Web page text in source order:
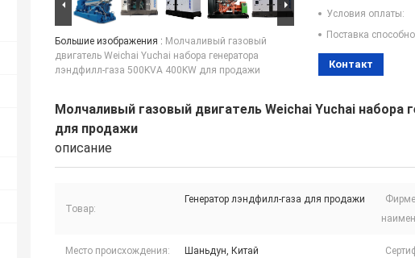
Большие изображения : Молчаливый газовый
двигатель Weichai Yuchai набора генератора
лэндфилл-газа 500KVA 400KW для продажи
Условия оплаты:
Поставка
Контакт
Молчаливый газовый двигатель Weichai Yuchai набора
для продажи
описание
Товар:
Генератор лэндфилл-газа для продажи
Место происхождения: Шаньдун, Китай